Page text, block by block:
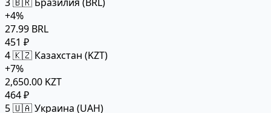
+4%
27.99 BRL
451 ₽
4🇰🇿 Казахстан (KZT)
+7%
2,650.00 KZT
464 ₽
5🇺🇦 Украина (UAH)